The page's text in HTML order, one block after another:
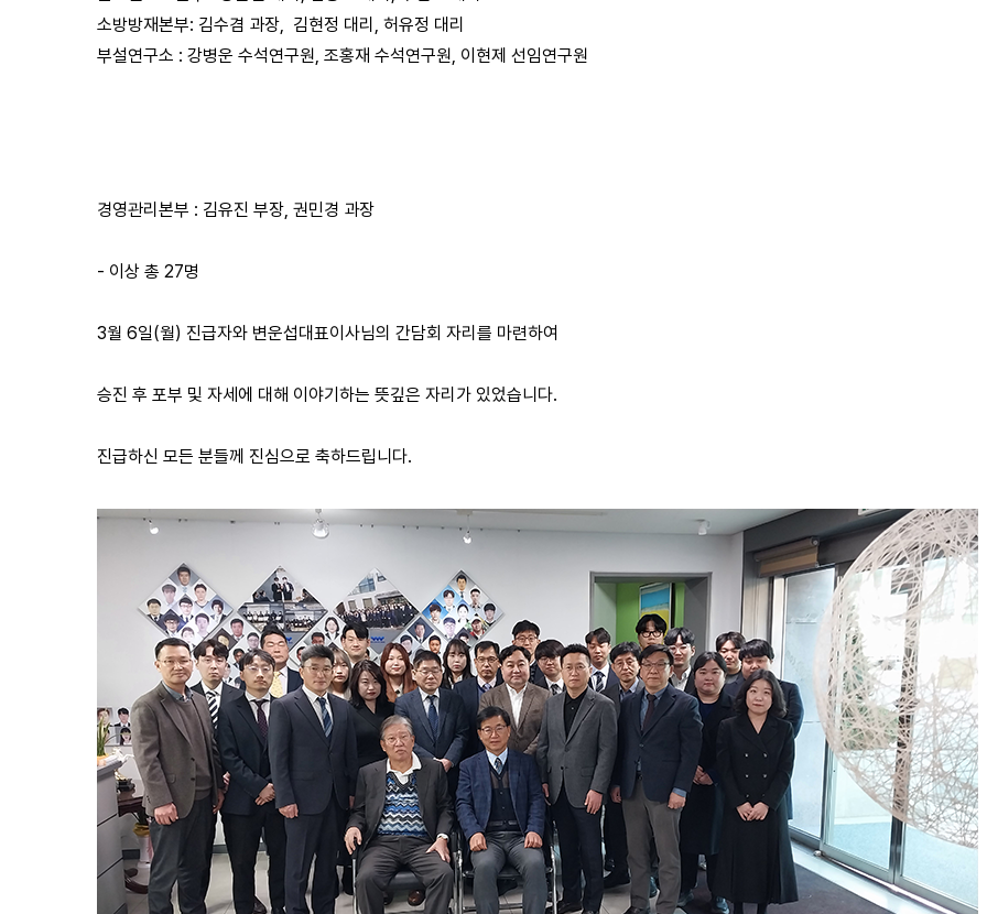
소방방재본부: 김수겸 과장, 김현정 대리, 허유정 대리
부설연구소 : 강병운 수석연구원, 조홍재 수석연구원, 이현제 선임연구원
경영관리본부 : 김유진 부장, 권민경 과장
- 이상 총 27명
3월 6일(월) 진급자와 변운섭대표이사님의 간담회 자리를 마련하여
승진 후 포부 및 자세에 대해 이야기하는 뜻깊은 자리가 있었습니다.
진급하신 모든 분들께 진심으로 축하드립니다.